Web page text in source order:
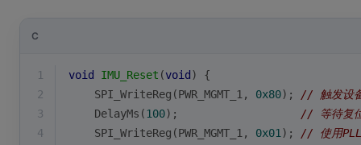
C
1 void IMU_Reset (void )
{
2
    SPI_WriteReg(PWR_MGMT_1,
0x80); // 触发设
3
    DelayMs(
100); // 等待复
4
    SPI_WriteReg(PWR_MGMT_1,
0x01 ); // 使用